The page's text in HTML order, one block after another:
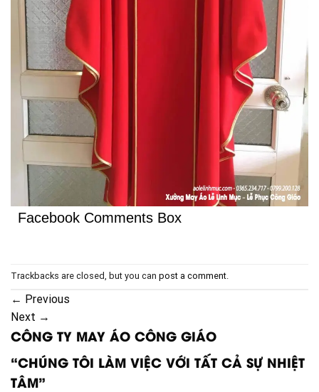
Facebook Comments Box
Trackbacks are closed, but you can post a comment
← Previous
Next →
CÔNG TY MAY ÁO CÔNG GIÁO
“CHÚNG TÔI LÀM VIỆC VỚI TẤT CẢ SỰ NHIỆT
TÂM”